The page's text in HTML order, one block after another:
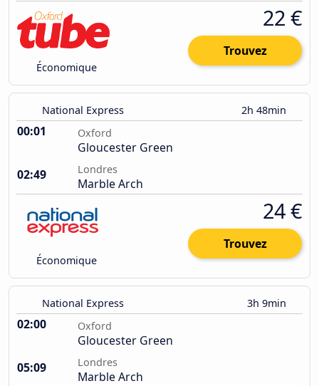
Économique
22 €
Trouvez
National Express 2h 48min
00:01 Oxford
Gloucester Green
02:49
Londres
Marble Arch
Économique
24 €
Trouvez
National Express 3h 9min
02:00 Oxford
Gloucester Green
05:09
Londres
Marble Arch